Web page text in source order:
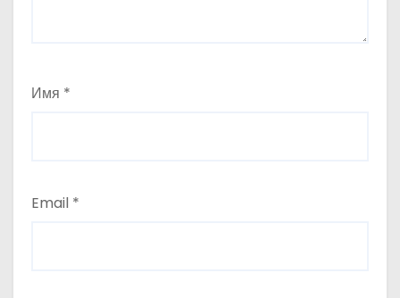
Имя *
Email *